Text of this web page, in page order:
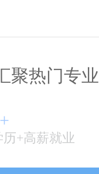
聚热门专
历+高薪就业